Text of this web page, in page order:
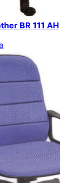
BR 111 AH